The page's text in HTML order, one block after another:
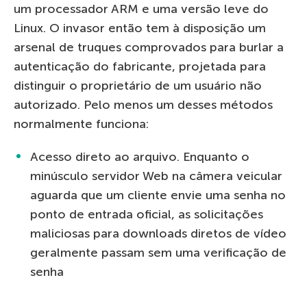
um processador ARM e uma versão leve do
Linux. O invasor então tem à disposição um
arsenal de truques comprovados para burlar a
autenticação do fabricante, projetada para
distinguir o proprietário de um usuário não
autorizado. Pelo menos um desses métodos
normalmente funciona:
Acesso direto ao arquivo. Enquanto o
minúsculo servidor Web na câmera veicular
aguarda que um cliente envie uma senha no
ponto de entrada oficial, as solicitações
maliciosas para downloads diretos de vídeo
geralmente passam sem uma verificação de
senha